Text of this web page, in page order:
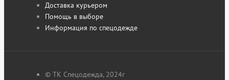
Доставка курьером
Помощь в выборе
Информация по спецодежде
© ТК Спецодежда, 2024г